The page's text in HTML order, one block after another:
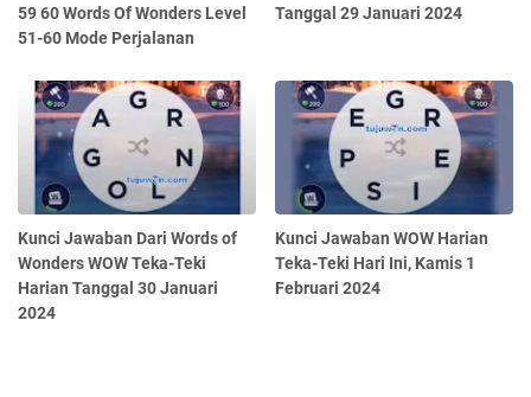
59 60 Words Of Wonders Level
51-60 Mode Perjalanan
Tanggal 29 Januari 2024
Kunci Jawaban Dari Words of
Wonders WOW Teka-Teki
Harian Tanggal 30 Januari
2024
Kunci Jawaban WOW Harian
Teka-Teki Hari Ini, Kamis 1
Februari 2024